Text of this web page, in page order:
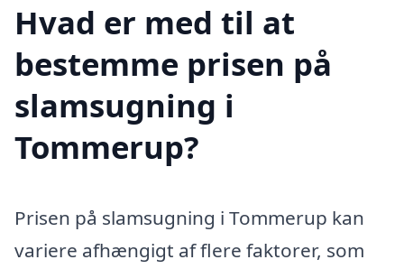
Hvad er med til at
bestemme prisen på
slamsugning i
Tommerup?
Prisen på slamsugning i Tommerup kan
variere afhængigt af flere faktorer, som